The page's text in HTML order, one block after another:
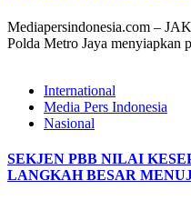
Mediapersindonesia.com –
Polda Metro Jaya menyiapkan
International
Media Pers Indonesia
Nasional
SEKJEN PBB NILAI
LANGKAH BESAR